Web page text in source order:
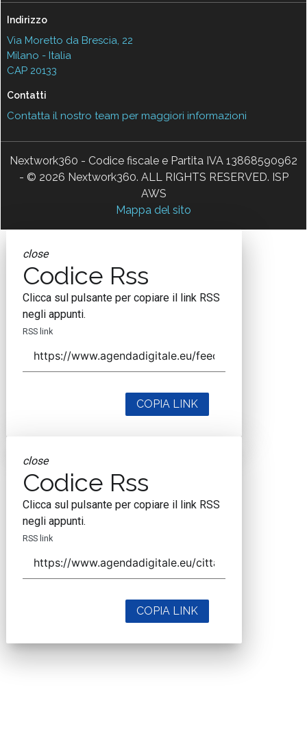
Indirizzo
Via Moretto da Brescia, 22
Milano - Italia
CAP 20133
Contatti
Contatta il nostro team per maggiori informazioni
Nextwork360 - Codice fiscale e Partita IVA 13868590962
- © 2026 Nextwork360. ALL RIGHTS RESERVED. ISP
AWS
Mappa del sito
close
Codice Rss
Clicca sul pulsante per copiare il link RSS
negli appunti.
RSS link
COPIA LINK
close
Codice Rss
Clicca sul pulsante per copiare il link RSS
negli appunti.
RSS link
COPIA LINK